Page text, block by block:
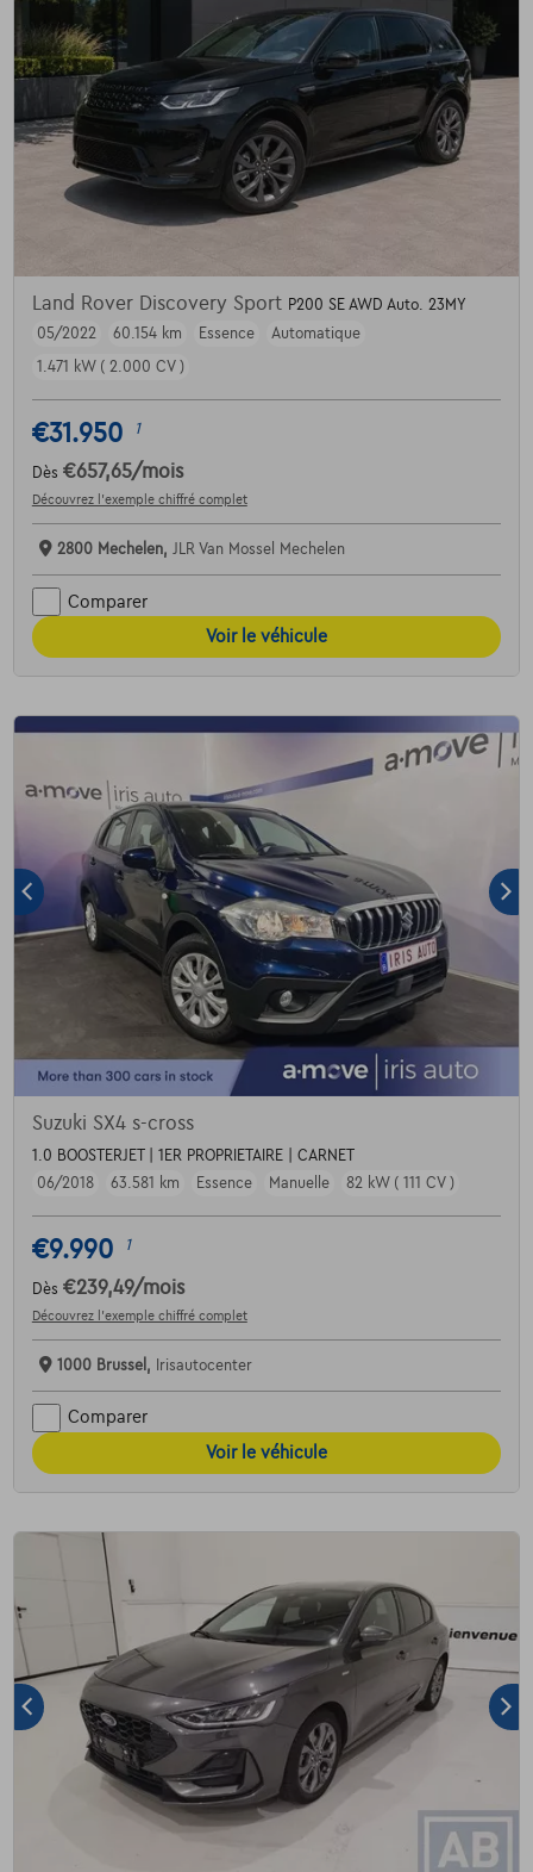
Land Rover Discovery Sport P200 SE AWD Auto. 23MY
05/2022
60.154 km Essence
Automatique
1.471 kW ( 2.000 CV )
€31.950 1
Dès €657,65/mois
Découvrez l’exemple chiffré complet
2800 Mechelen, JLR Van Mossel Mechelen
Comparer
Voir le véhicule
Suzuki SX4 s-cross
1.0 BOOSTERJET | 1ER PROPRIETAIRE | CARNET
06/2018
63.581 km Essence Manuelle 82 kW ( 111 CV )
€9.990 1
Dès €239,49/mois
Découvrez l’exemple chiffré complet
1000 Brussel, Irisautocenter
Comparer
Voir le véhicule